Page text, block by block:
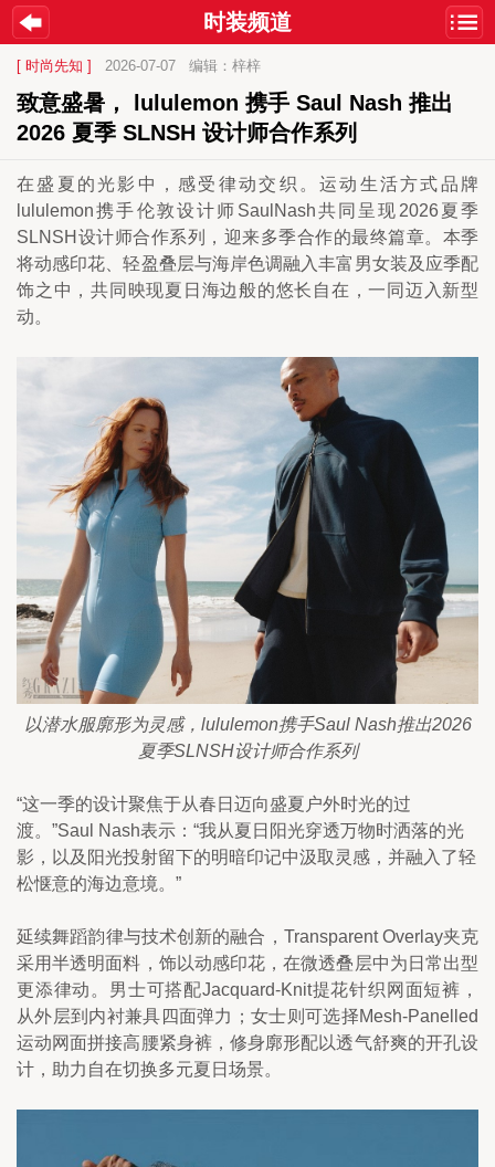
时装频道
[ 时尚先知 ] 2026-07-07 编辑：梓梓
致意盛暑， lululemon 携手 Saul Nash 推出
2026 夏季 SLNSH 设计师合作系列
在盛夏的光影中，感受律动交织。运动生活方式品牌
lululemon携手伦敦设计师SaulNash共同呈现2026夏季
SLNSH设计师合作系列，迎来多季合作的最终篇章。本季
将动感印花、轻盈叠层与海岸色调融入丰富男女装及应季配
饰之中，共同映现夏日海边般的悠长自在，一同迈入新型
动。
以潜水服廓形为灵感，lululemon携手Saul Nash推出2026
夏季SLNSH设计师合作系列
“这一季的设计聚焦于从春日迈向盛夏户外时光的过
渡。”Saul Nash表示：“我从夏日阳光穿透万物时洒落的光
影，以及阳光投射留下的明暗印记中汲取灵感，并融入了轻
松惬意的海边意境。”
延续舞蹈韵律与技术创新的融合，Transparent Overlay夹克
采用半透明面料，饰以动感印花，在微透叠层中为日常出型
更添律动。男士可搭配Jacquard-Knit提花针织网面短裤，
从外层到内衬兼具四面弹力；女士则可选择Mesh-Panelled
运动网面拼接高腰紧身裤，修身廓形配以透气舒爽的开孔设
计，助力自在切换多元夏日场景。